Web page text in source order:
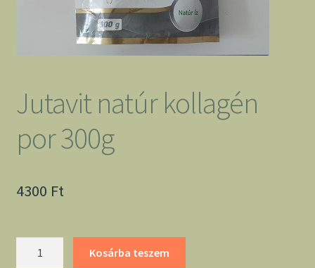
Jutavit natúr kollagén
por 300g
4300 Ft
Kosárba teszem